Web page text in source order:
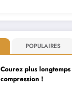
POPULAIRES
Courez plus
compression !